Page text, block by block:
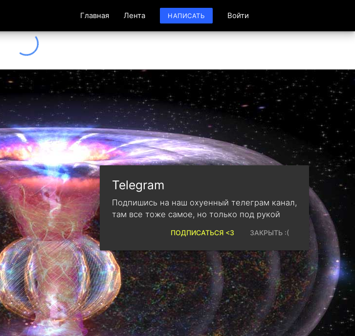
Главная Лента НАПИСАТЬ Войти
Telegram
Подпишись на наш охуенный телеграм канал,
там все тоже самое, но только под рукой
ЗАКРЫТЬ :(
ПОДПИСАТЬСЯ <3